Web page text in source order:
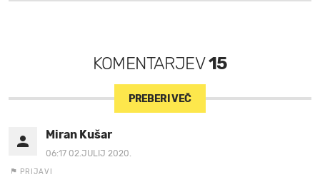
KOMENTARJEV15
PREBERI VEČ
Miran Kušar
06:17 02.JULIJ 2020.
PRIJAVI